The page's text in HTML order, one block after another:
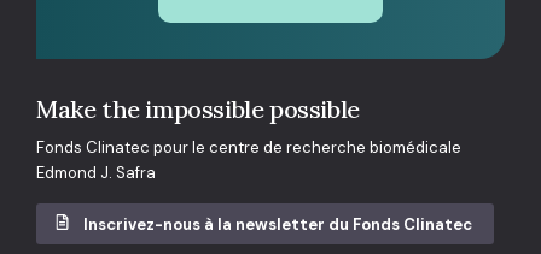
Make the impossible possible
Fonds Clinatec pour le centre de recherche biomédicale
Edmond J. Safra
Inscrivez-nous à la newsletter du Fonds Clinatec